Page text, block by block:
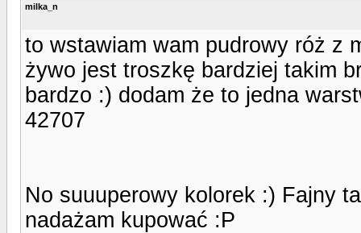
milka_n
to wstawiam wam pudrowy róż z
żywo jest troszkę bardziej takim
bardzo :) dodam że to jedna
42707
No suuuperowy kolorek :) Fajny
nadażam kupować :P